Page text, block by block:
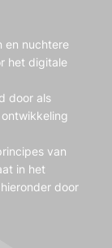
en nuchtere
het digitale
door als
van
in het
door